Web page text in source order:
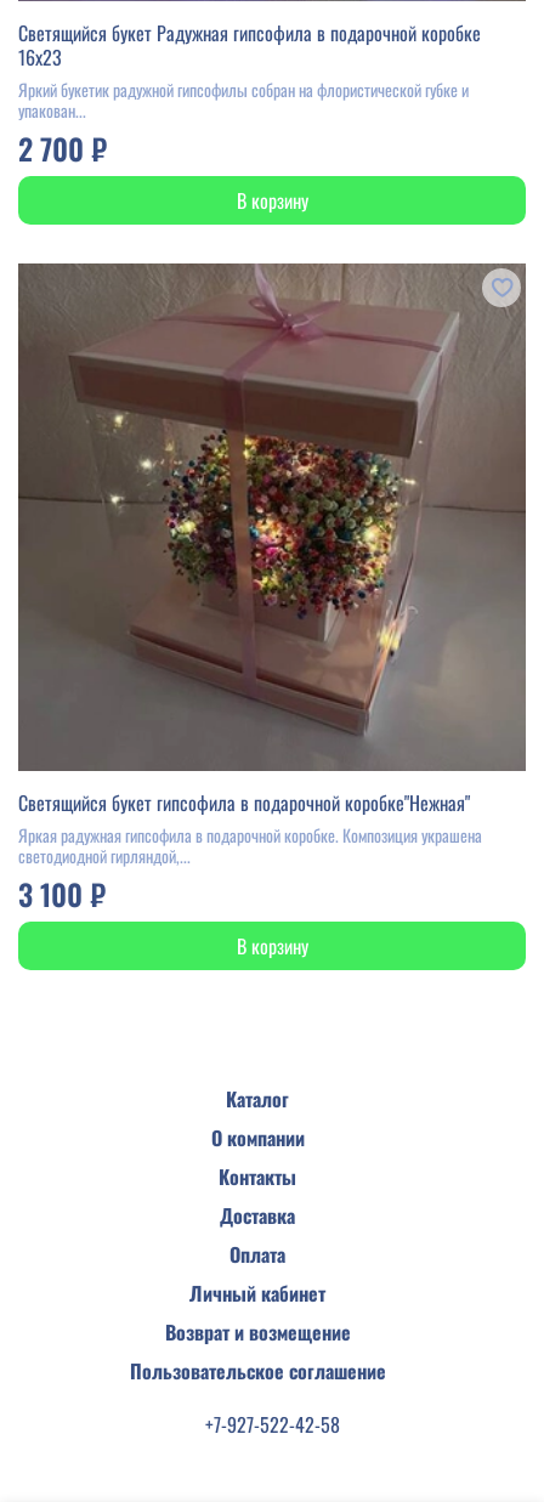
Светящийся букет Радужная гипсофила в подарочной коробке
16х23
Яркий букетик радужной гипсофилы собран на флористической губке и
упакован...
2 700 ₽
В корзину
Светящийся букет гипсофила в подарочной коробке"Нежная"
Яркая радужная гипсофила в подарочной коробке. Композиция украшена
светодиодной гирляндой,...
3 100 ₽
В корзину
Каталог
О компании
Контакты
Доставка
Оплата
Личный кабинет
Возврат и возмещение
Пользовательское соглашение
+7-927-522-42-58